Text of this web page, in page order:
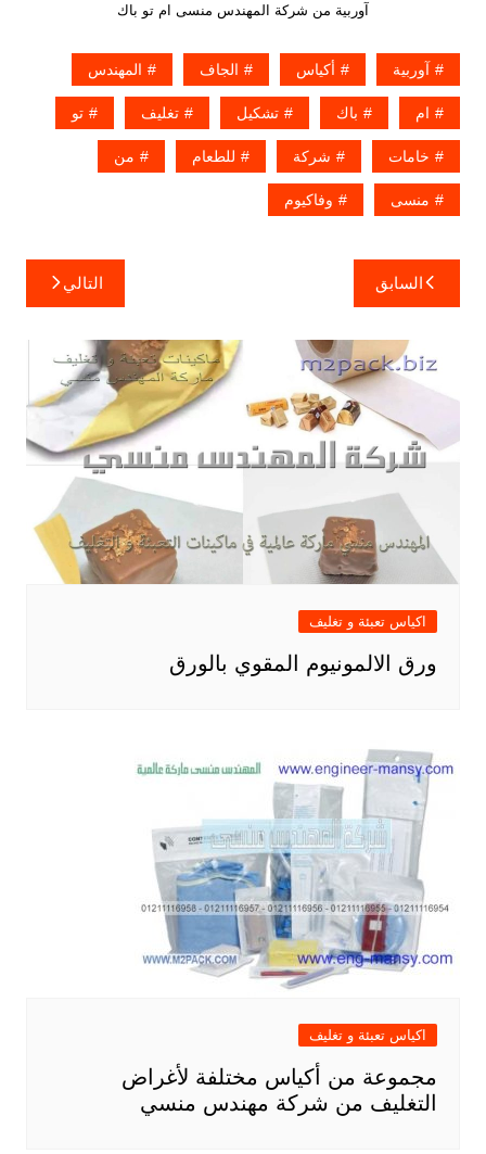
آوربية من شركة المهندس منسى ام تو باك
آوربية أكياس الجاف المهندس
ام باك تشكيل تغليف تو
خامات شركة للطعام من
منسى وفاكيوم
تصفّح
المقالات
السابق التالي
اكياس تعبئة و تغليف
ورق الالمونيوم المقوي بالورق
اكياس تعبئة و تغليف
مجموعة من أكياس مختلفة لأغراض
التغليف من شركة مهندس منسي